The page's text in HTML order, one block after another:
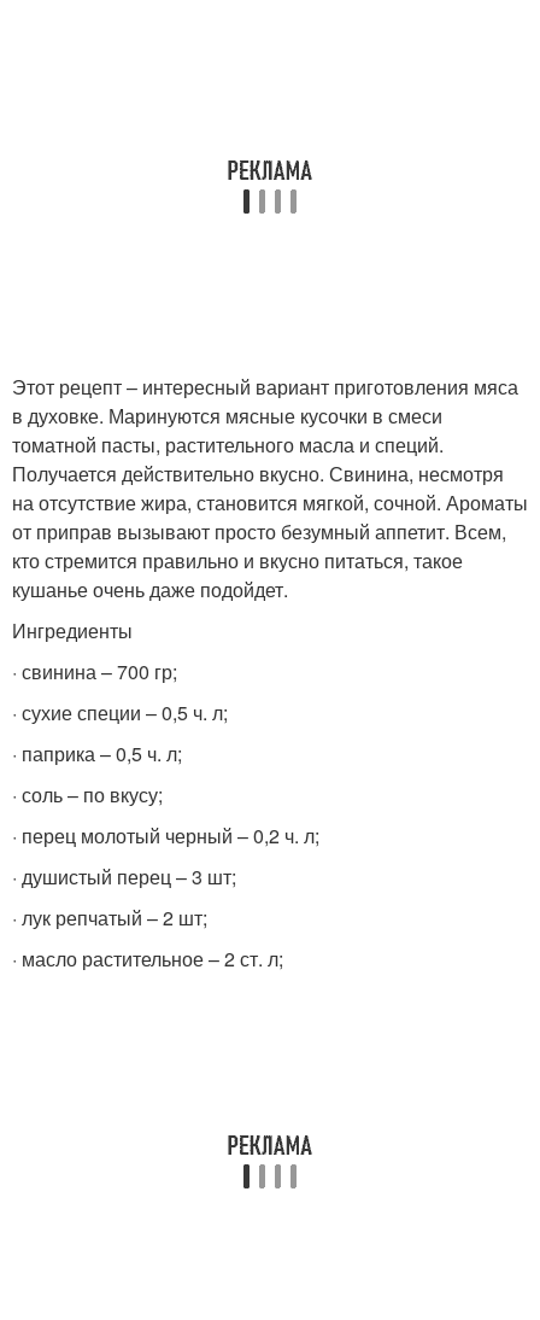
Этот рецепт – интересный вариант приготовления мяса
в духовке. Маринуются мясные кусочки в смеси
томатной пасты, растительного масла и специй.
Получается действительно вкусно. Свинина, несмотря
на отсутствие жира, становится мягкой, сочной. Ароматы
от приправ вызывают просто безумный аппетит. Всем,
кто стремится правильно и вкусно питаться, такое
кушанье очень даже подойдет.
Ингредиенты
· свинина – 700 гр;
· сухие специи – 0,5 ч. л;
· паприка – 0,5 ч. л;
· соль – по вкусу;
· перец молотый черный – 0,2 ч. л;
· душистый перец – 3 шт;
· лук репчатый – 2 шт;
· масло растительное – 2 ст. л;